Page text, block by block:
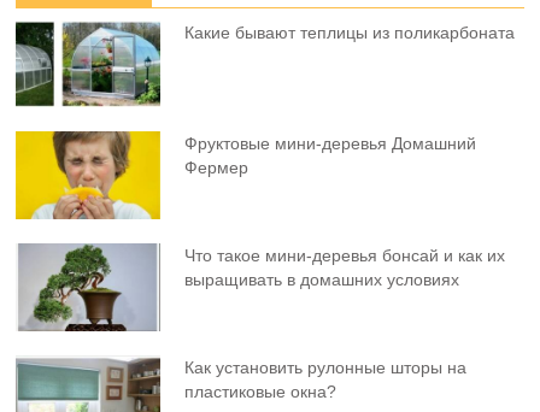
Какие бывают теплицы из поликарбоната
Фруктовыe мини-деревья Домашний
Фермер
Что такое мини-деревья бонсай и как их
выращивать в домашних условиях
Как установить рулонные шторы на
пластиковые окна?